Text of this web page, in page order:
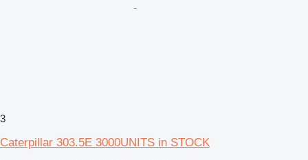
3
Caterpillar 303.5E 3000UNITS in STOCK